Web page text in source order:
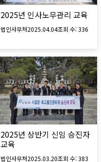
2025년 인사노무관리 교육
법인사무처2025.04.04조회 수:336
2025년 상반기 신임 승진자
교육
법인사무처2025.03.20조회 수:383